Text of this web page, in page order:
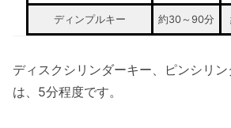
ディンプルキー 約30～90分
ディスクシリンダーキー、ピンシリ
は、5分程度です。